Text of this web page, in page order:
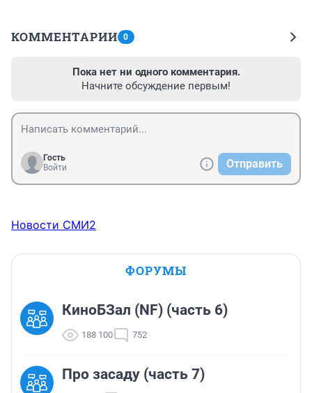
КОММЕНТАРИИ 0
Пока нет ни одного комментария.
Начните обсуждение первым!
Гость
Войти
Отправить
Новости СМИ2
ФОРУМЫ
КиноБЗал (NF) (часть 6)
188 100 752
Про засаду (часть 7)